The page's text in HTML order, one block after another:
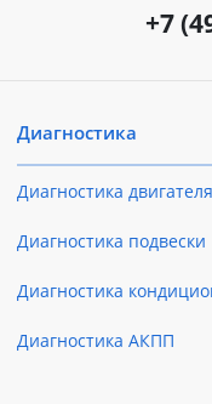
+7
Диагностика
Диагностика двигателя
Диагностика подвески
Диагностика
Диагностика АКПП